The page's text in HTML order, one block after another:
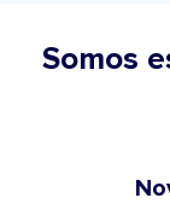
Somos